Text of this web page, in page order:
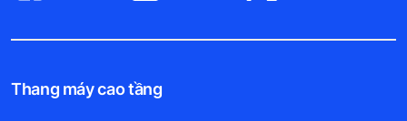
Thang máy cao tầng